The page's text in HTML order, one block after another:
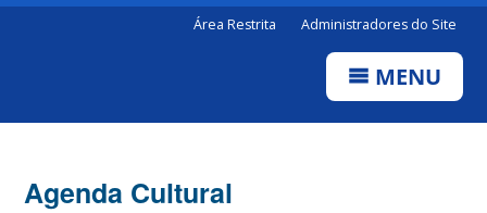
Área Restrita Administradores do Site
MENU
Agenda Cultural